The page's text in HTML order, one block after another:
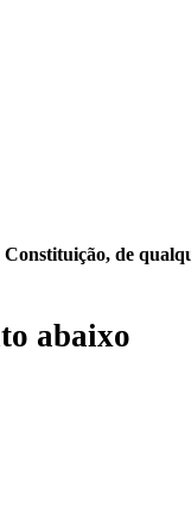
de
abaixo